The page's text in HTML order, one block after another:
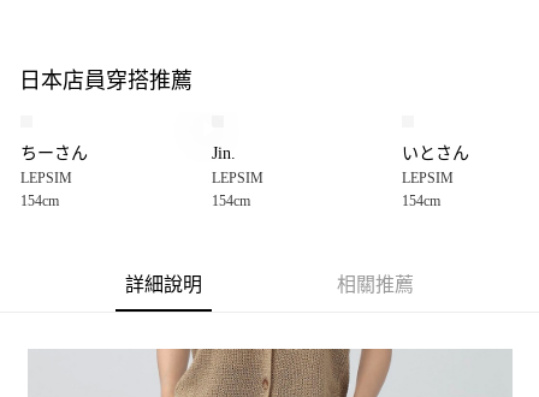
全盈+PAY
【大哥付你分期使用說明】
1.本服務由台灣大哥大提供，台灣大哥大用戶可立即使用無須另外申請。
2.付款方式選擇「大哥付你分期」，訂單成立後會自動跳轉到大哥付的交易
3.實際核准額度、可分期數及費用金額請依後續交易確認頁面所載為準。
4.訂單成立30分鐘內，如未前往確認交易或遇審核未通過，訂單將自動取
消。如遇「轉專審核」未通過狀況，表示未達大哥付你分期系統評分，恕無
1.分期款項不併入電信帳單，「大哥付你分期」於每月結算日後寄送繳費提
AFTEE先享後付
３．安心：先確認商品／服務後，再付款。
【「AFTEE先享後付」結帳流程】
全家 取貨付款
每筆NT$80，滿NT$888(含以上)免運費
日本店員穿搭推薦
ちーさん
LEPSIM
154cm
Jin.
LEPSIM
154cm
いとさん
LEPSIM
154cm
詳細說明 相關推薦